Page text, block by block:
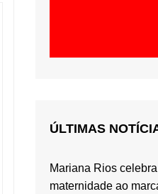
ÚLTIMAS
Mariana Rios
maternidade ao